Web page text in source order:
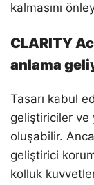
kalmasını
CLARITY
anlama
Tasarı kabul
geliştiriciler ve
oluşabilir.
geliştirici
kolluk